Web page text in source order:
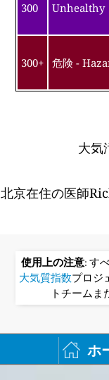
300
Unhealthy
300+ 危険 -
大気
北京在住の医師
使用上の注意: す
大気質指数プロジ
トチーム
ホ